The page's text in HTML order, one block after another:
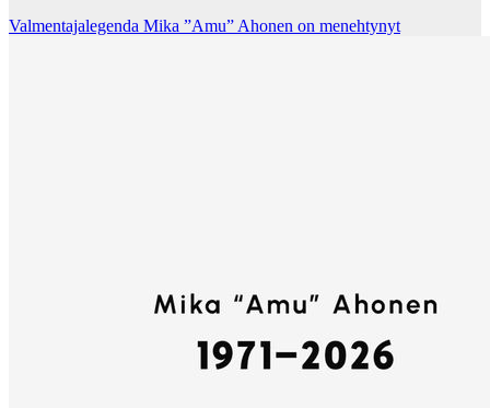
Valmentajalegenda Mika ”Amu” Ahonen on menehtynyt